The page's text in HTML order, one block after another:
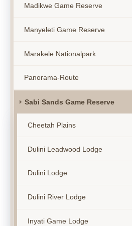
Madikwe Game Reserve
Manyeleti Game Reserve
Marakele Nationalpark
Panorama-Route
Sabi Sands Game Reserve
Cheetah Plains
Dulini Leadwood Lodge
Dulini Lodge
Dulini River Lodge
Inyati Game Lodge